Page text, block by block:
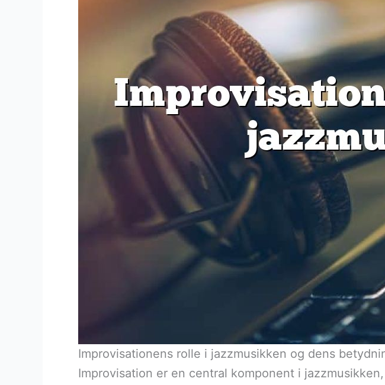
Improvisationens rolle i jazzmusikken og dens
Improvisation er en central komponent i